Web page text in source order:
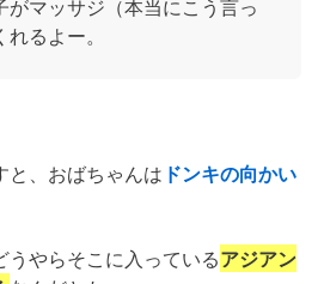
がマッサジ（本当にこう言っ
るよー。
と、おばちゃんは ドンキの向かい
うやらそこに入っているアジアン